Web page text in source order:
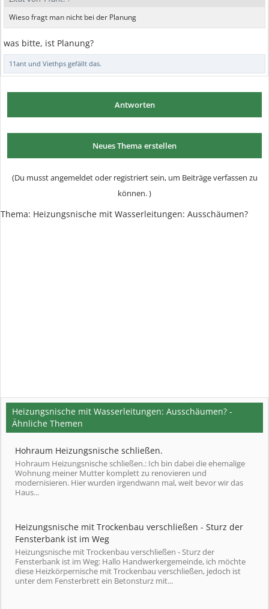
Wieso fragt man nicht bei der Planung
was bitte, ist Planung?
11ant und Viethps gefällt das.
Antworten
Neues Thema erstellen
(Du musst angemeldet oder registriert sein, um Beiträge verfassen zu
können. )
Thema: Heizungsnische mit Wasserleitungen: Ausschäumen?
Heizungsnische mit Wasserleitungen: Ausschäumen? -
Ähnliche Themen
Hohraum Heizungsnische schließen.
Hohraum Heizungsnische schließen.: Ich bin dabei die ehemalige
Wohnung meiner Mutter komplett zu renovieren und
modernisieren. Hier wurden irgendwann mal, weit bevor wir das
Haus...
Heizungsnische mit Trockenbau verschließen - Sturz der
Fensterbank ist im Weg
Heizungsnische mit Trockenbau verschließen - Sturz der
Fensterbank ist im Weg: Hallo Handwerkergemeinde, ich möchte
diese Heizkörpernische mit Trockenbau verschließen, jedoch ist
unter dem Fensterbrett ein Betonsturz mit...